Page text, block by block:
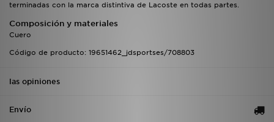
terminadas con la marca distintiva de Lacoste en todas partes.
Composición y materiales
Cuero
Código de producto: 19651462_jdsportses/708803
las opiniones
Envío